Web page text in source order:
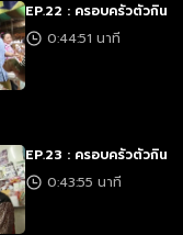
EP.22 : ครอบครัวตัวกิน
0:44:51 นาที
EP.23 : ครอบครัวตัวกิน
0:43:55 นาที